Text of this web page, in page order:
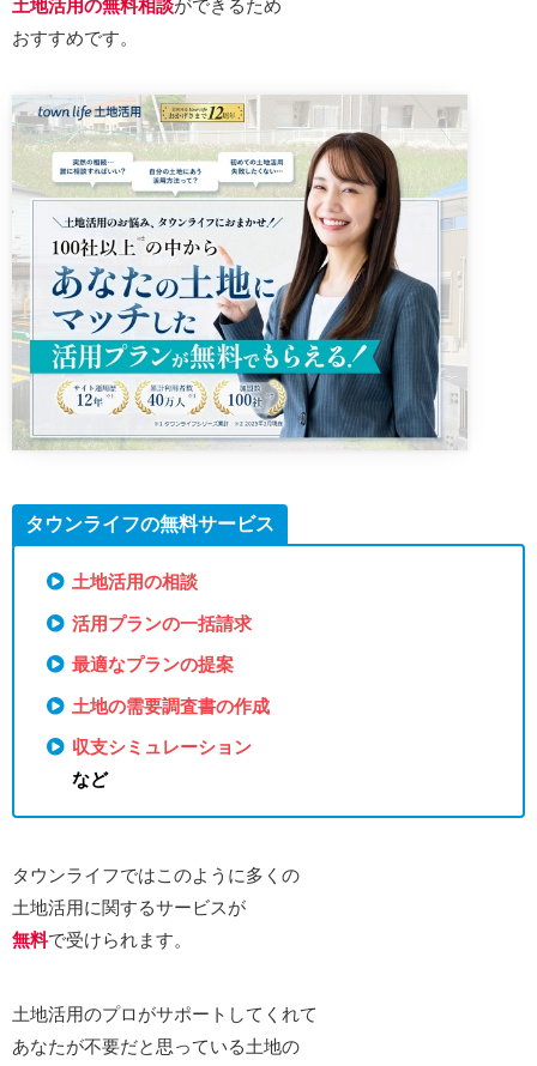
土地活用の無料相談ができるため
おすすめです。
タウンライフの無料サービス
土地活用の相談
活用プランの一括請求
最適なプランの提案
土地の需要調査書の作成
収支シミュレーション
など
タウンライフではこのように多くの
土地活用に関するサービスが
無料で受けられます。
土地活用のプロがサポートしてくれて
あなたが不要だと思っている土地の